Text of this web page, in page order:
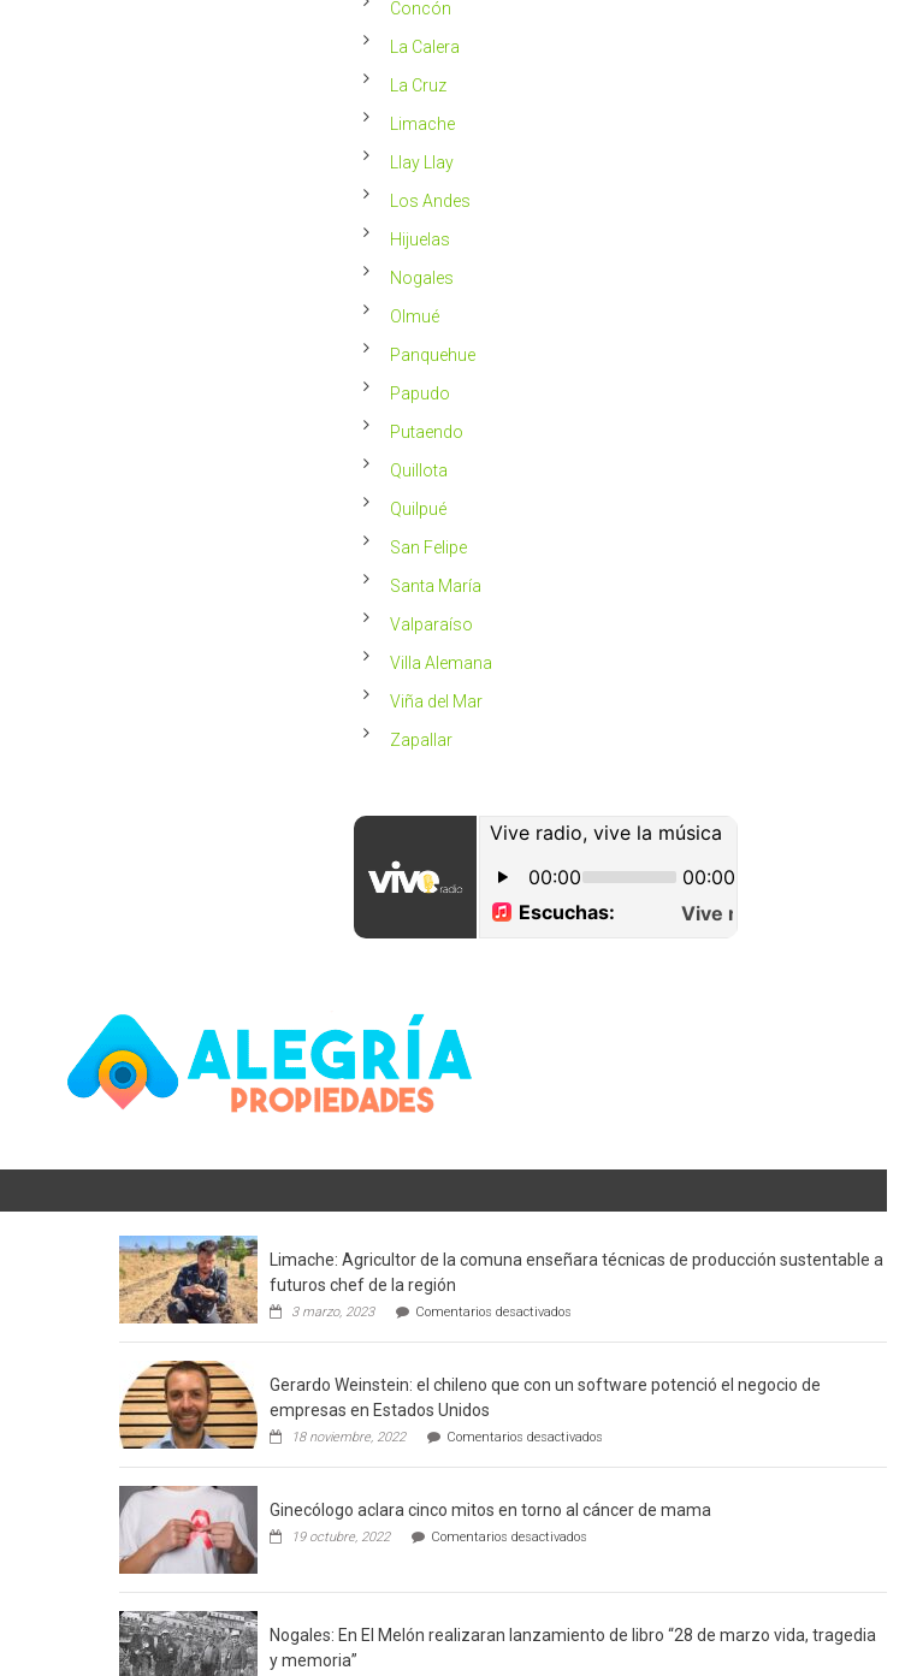
Concón
La Calera
La Cruz
Limache
Llay Llay
Los Andes
Hijuelas
Nogales
Olmué
Panquehue
Papudo
Putaendo
Quillota
Quilpué
San Felipe
Santa María
Valparaíso
Villa Alemana
Viña del Mar
Zapallar
Limache: Agricultor de la comuna enseñara técnicas de producción sustentable a
futuros chef de la región
3 marzo, 2023 Comentarios desactivadosen
Agricultor
la
técnicas
a
futuros
la
Gerardo Weinstein: el chileno que con un software potenció el negocio de
empresas en Estados Unidos
18 noviembre, 2022 Comentarios desactivadosen
Weinstein:
chileno
negocio
Ginecólogo aclara cinco mitos en torno al cáncer de mama
19 octubre, 2022 Comentarios desactivadosen
cinco
en
Nogales: En El Melón realizaran lanzamiento de libro “28 de marzo vida, tragedia
y memoria”